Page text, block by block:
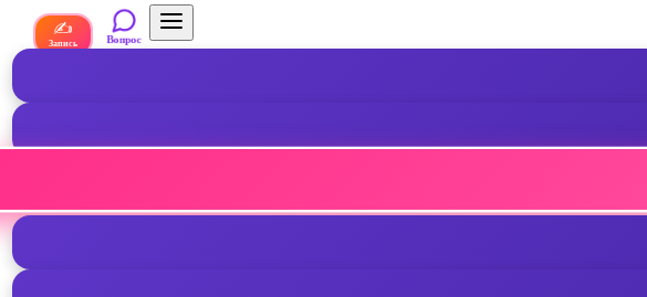
✍
Запись Вопрос